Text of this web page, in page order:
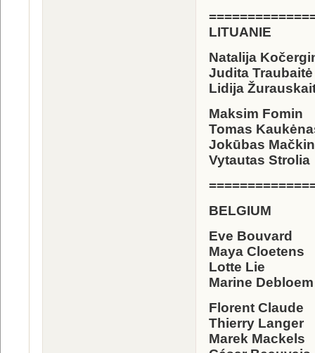
LITUANIE
Natalija
Judita Traubaitė
Lidija
Maksim Fomin
Tomas
Jokūbas
Vytautas Strolia
BELGIUM
Eve Bouvard
Maya Cloetens
Lotte Lie
Marine
Florent Claude
Thierry Langer
Marek Mackels